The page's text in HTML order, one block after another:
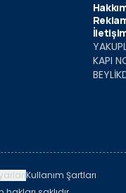
KAPI
Kullanım Şartları